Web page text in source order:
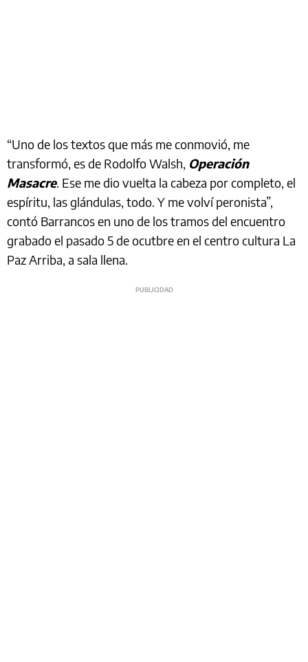
“Uno de los textos que más me conmovió, me
transformó, es de Rodolfo Walsh, Operación
Masacre. Ese me dio vuelta la cabeza por completo, el
espíritu, las glándulas, todo. Y me volví peronista”,
contó Barrancos en uno de los tramos del encuentro
grabado el pasado 5 de ocutbre en el centro cultura La
Paz Arriba, a sala llena.